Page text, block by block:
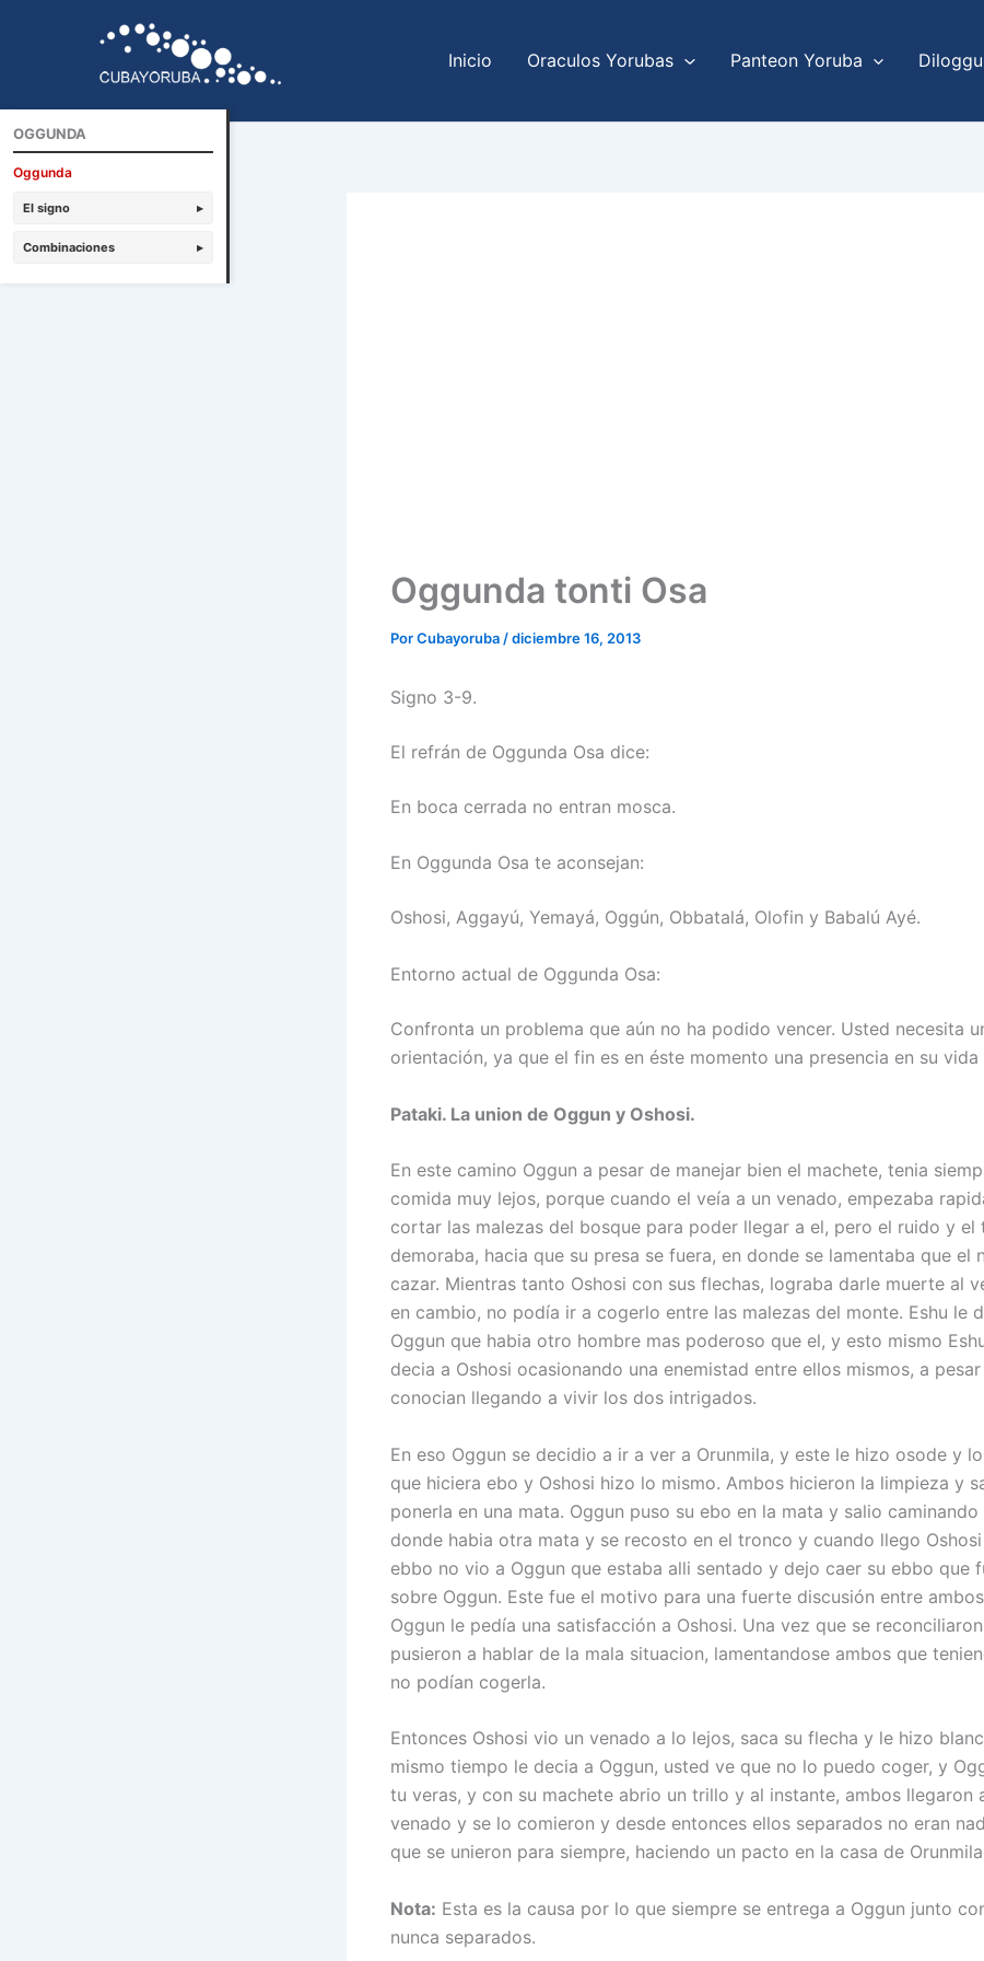
Inicio Oraculos Yorubas Panteon Yoruba
Oggunda tonti Osa
PorCubayoruba /diciembre 16, 2013
Signo 3-9.
El refrán de Oggunda Osa dice:
En boca cerrada no entran mosca.
En Oggunda Osa te aconsejan:
Oshosi, Aggayú, Yemayá, Oggún, Obbatalá, Olofin y Babalú Ayé.
Entorno actual de Oggunda Osa:
Confronta un problema que aún no ha podido vencer. Usted necesita
orientación, ya que el fin es en éste momento una presencia en su vida
Pataki. La union de Oggun y Oshosi.
En este camino Oggun a pesar de manejar bien el machete, tenia
comida muy lejos, porque cuando el veía a un venado, empezaba
cortar las malezas del bosque para poder llegar a el, pero el ruido y el
demoraba, hacia que su presa se fuera, en donde se lamentaba que el
cazar. Mientras tanto Oshosi con sus flechas, lograba darle muerte al
en cambio, no podía ir a cogerlo entre las malezas del monte. Eshu le
Oggun que habia otro hombre mas poderoso que el, y esto mismo
decia a Oshosi ocasionando una enemistad entre ellos mismos, a
conocian llegando a vivir los dos intrigados.
En eso Oggun se decidio a ir a ver a Orunmila, y este le hizo osode y
que hiciera ebo y Oshosi hizo lo mismo. Ambos hicieron la limpieza y
ponerla en una mata. Oggun puso su ebo en la mata y salio caminando
donde habia otra mata y se recosto en el tronco y cuando llego
ebbo no vio a Oggun que estaba alli sentado y dejo caer su ebbo que
sobre Oggun. Este fue el motivo para una fuerte discusión entre
Oggun le pedía una satisfacción a Oshosi. Una vez que se
pusieron a hablar de la mala situacion, lamentandose ambos que
no podían cogerla.
Entonces Oshosi vio un venado a lo lejos, saca su flecha y le hizo
mismo tiempo le decia a Oggun, usted ve que no lo puedo coger, y
tu veras, y con su machete abrio un trillo y al instante, ambos llegaron
venado y se lo comieron y desde entonces ellos separados no eran
que se unieron para siempre, haciendo un pacto en la casa de
Nota: Esta es la causa por lo que siempre se entrega a Oggun junto
nunca separados.
OGGUNDA
Oggunda
El signo ▸
Combinaciones ▸